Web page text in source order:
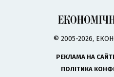
© 2005-2026,
РЕКЛАМА НА САЙТІ
ПОЛІТИКА